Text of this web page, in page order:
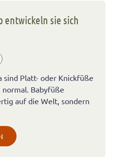
entwickeln sie sich
sind Platt- oder Knickfüße
Babyfüße
auf die Welt, sondern